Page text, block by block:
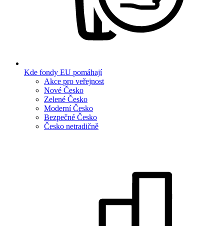
Kde fondy EU pomáhají
Akce pro veřejnost
Nové Česko
Zelené Česko
Moderní Česko
Bezpečné Česko
Česko netradičně